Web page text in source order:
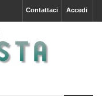
Accedi
Contattaci